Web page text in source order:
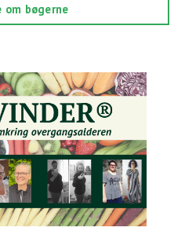
om bøgerne